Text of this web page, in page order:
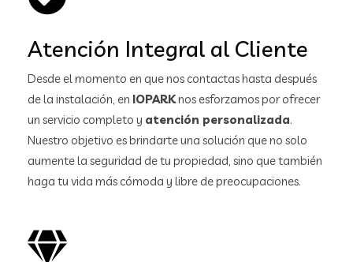
Atención Integral al Cliente
Desde el momento en que nos contactas hasta después
de la instalación, en IOPARKnos esforzamos por ofrecer
un servicio completo y atención personalizada.
Nuestro objetivo es brindarte una solución que no solo
aumente la seguridad de tu propiedad, sino que también
haga tu vida más cómoda y libre de preocupaciones.